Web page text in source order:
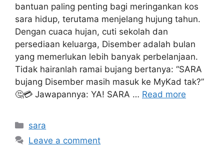
bantuan paling penting bagi meringankan kos
sara hidup, terutama menjelang hujung tahun.
Dengan cuaca hujan, cuti sekolah dan
persediaan keluarga, Disember adalah bulan
yang memerlukan lebih banyak perbelanjaan.
Tidak hairanlah ramai bujang bertanya: “SARA
bujang Disember masih masuk ke MyKad tak?”
🤔💳 Jawapannya: YA! SARA … Read more
Categories
sara
Leave a comment